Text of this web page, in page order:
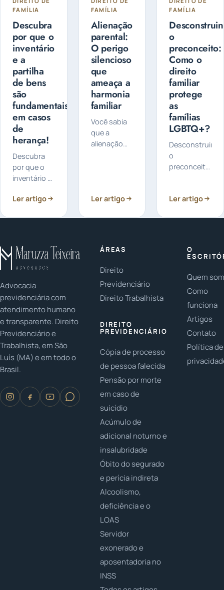
FAMÍLIA
Descubra
por que o
inventário
e a
partilha
de bens
são
fundamentais
em casos
de
herança!
Descubra
por que o
inventário e
bens são
Você já
parou para
pensar na
Ler artigo
FAMÍLIA
Alienação
parental:
O perigo
silencioso
que
ameaça a
harmonia
familiar
Você sabia
que a
alienação
pode afetar
entre pais e
fundamental
Ler artigo
FAMÍLIA
o
preconceito:
Como o
direito
familiar
protege
as
famílias
LGBTQ+?
Desconstruindo
o
preconceito:
familiar
LGBTQ+ têm
Ler artigo
Advocacia
previdenciária com
atendimento humano
e transparente. Direito
Previdenciário e
Trabalhista, em São
Luís (MA) e em todo o
Brasil.
ÁREAS
Direito
Previdenciário
Direito Trabalhista
DIREITO
PREVIDENCIÁRIO
Cópia de processo
de pessoa falecida
Pensão por morte
em caso de
suicídio
Acúmulo de
adicional noturno e
insalubridade
Óbito do segurado
e perícia indireta
Alcoolismo,
deficiência e o
LOAS
Servidor
exonerado e
aposentadoria no
INSS
O
Quem
Como
funciona
Artigos
Contato
Política de